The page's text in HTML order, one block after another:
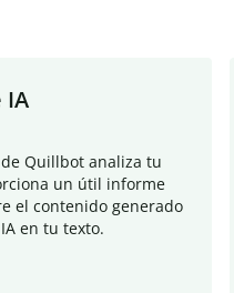
IA
de Quillbot analiza tu
un útil informe
el contenido generado
en tu texto.